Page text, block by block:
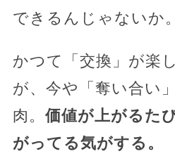
できるんじゃないか。
かつて「交換」が楽
が、今や「奪い合い
肉。 価値が上がるた
がってる気がする。